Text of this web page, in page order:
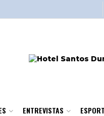
ENTREVISTAS